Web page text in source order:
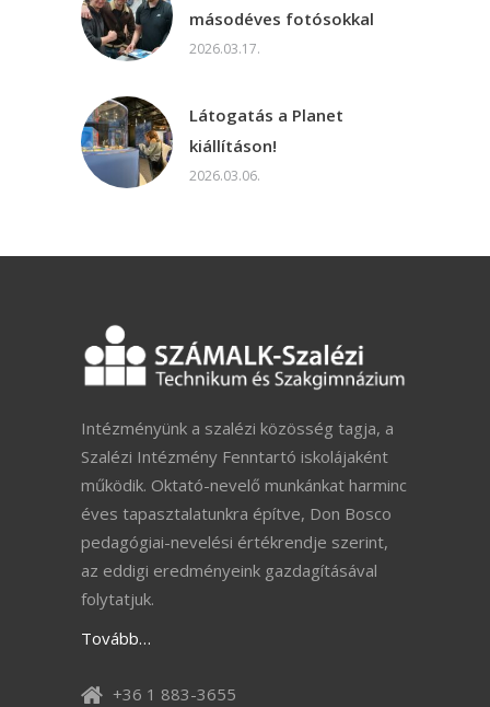
másodéves fotósokkal
2026.03.17.
Látogatás a Planet
kiállításon!
2026.03.06.
Intézményünk a szalézi közösség tagja, a
Szalézi Intézmény Fenntartó iskolájaként
működik. Oktató-nevelő munkánkat harminc
éves tapasztalatunkra építve, Don Bosco
pedagógiai-nevelési értékrendje szerint,
az eddigi eredményeink gazdagításával
folytatjuk.
Tovább…
+36 1 883-3655